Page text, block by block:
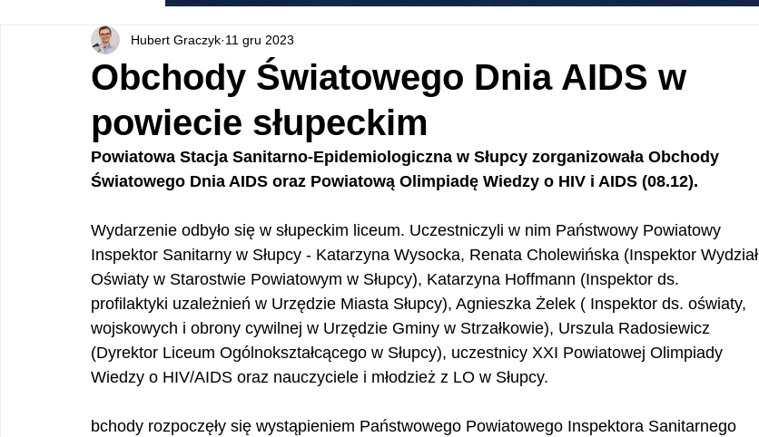
Obchody Światowego Dnia AIDS w
powiecie słupeckim
Hubert Graczyk 11 gru 2023
Powiatowa Stacja Sanitarno-Epidemiologiczna w Słupcy zorganizowała Obchody
Światowego Dnia AIDS oraz Powiatową Olimpiadę Wiedzy o HIV i AIDS (08.12).
Wydarzenie odbyło się w słupeckim liceum. Uczestniczyli w nim Państwowy Powiatowy
Inspektor Sanitarny w Słupcy - Katarzyna Wysocka, Renata Cholewińska (Inspektor Wydział
Oświaty w Starostwie Powiatowym w Słupcy), Katarzyna Hoffmann (Inspektor ds.
profilaktyki uzależnień w Urzędzie Miasta Słupcy), Agnieszka Żelek ( Inspektor ds. oświaty,
wojskowych i obrony cywilnej w Urzędzie Gminy w Strzałkowie), Urszula Radosiewicz
(Dyrektor Liceum Ogólnokształcącego w Słupcy), uczestnicy XXI Powiatowej Olimpiady
Wiedzy o HIV/AIDS oraz nauczyciele i młodzież z LO w Słupcy.
bchody rozpoczęły się wystąpieniem Państwowego Powiatowego Inspektora Sanitarnego